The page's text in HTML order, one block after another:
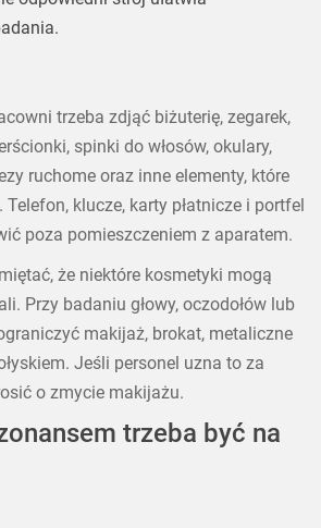
trzeba zdjąć biżuterię, zegarek,
spinki do włosów, okulary,
ruchome oraz inne elementy, które
klucze, karty płatnicze i portfel
poza pomieszczeniem z aparatem.
że niektóre kosmetyki mogą
Przy badaniu głowy, oczodołów lub
makijaż, brokat, metaliczne
Jeśli personel uzna to za
o zmycie makijażu.
trzeba być na